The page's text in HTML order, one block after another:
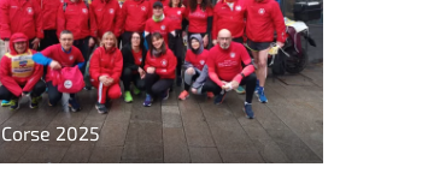
Corse 2025